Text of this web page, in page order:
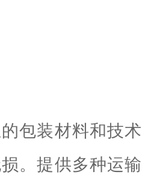
包装材料和技
。提供多种运